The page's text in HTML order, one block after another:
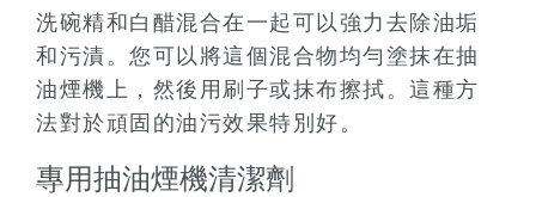
洗碗精和白醋混合在一起可以強力去除油垢
和污漬。您可以將這個混合物均勻塗抹在抽
油煙機上，然後用刷子或抹布擦拭。這種方
法對於頑固的油污效果特別好。
專用抽油煙機清潔劑